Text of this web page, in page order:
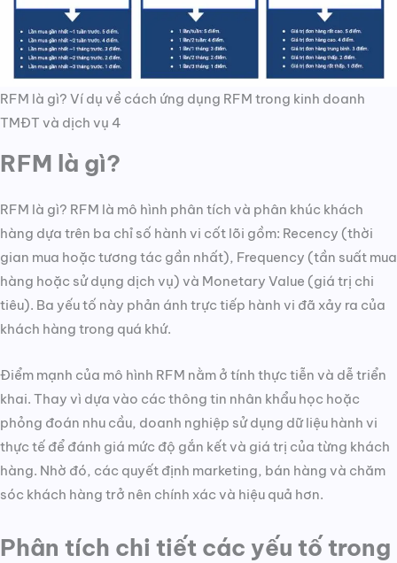
RFM là gì? Ví dụ về cách ứng dụng RFM trong kinh doanh
TMĐT và dịch vụ 4
RFM là gì?
RFM là gì? RFM là mô hình phân tích và phân khúc khách
hàng dựa trên ba chỉ số hành vi cốt lõi gồm: Recency (thời
gian mua hoặc tương tác gần nhất), Frequency (tần suất mua
hàng hoặc sử dụng dịch vụ) và Monetary Value (giá trị chi
tiêu). Ba yếu tố này phản ánh trực tiếp hành vi đã xảy ra của
khách hàng trong quá khứ.
Điểm mạnh của mô hình RFM nằm ở tính thực tiễn và dễ triển
khai. Thay vì dựa vào các thông tin nhân khẩu học hoặc
phỏng đoán nhu cầu, doanh nghiệp sử dụng dữ liệu hành vi
thực tế để đánh giá mức độ gắn kết và giá trị của từng khách
hàng. Nhờ đó, các quyết định marketing, bán hàng và chăm
sóc khách hàng trở nên chính xác và hiệu quả hơn.
Phân tích chi tiết các yếu tố trong